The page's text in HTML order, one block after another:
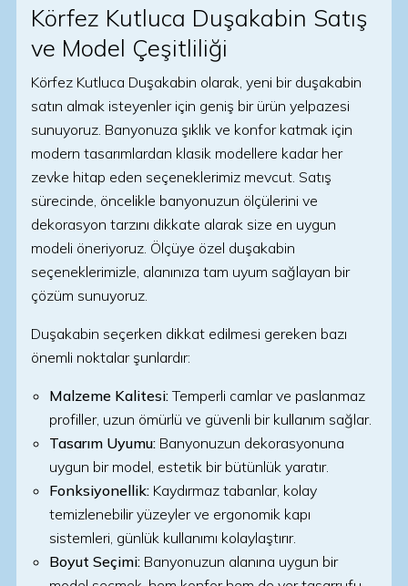
Körfez Kutluca Duşakabin Satış
ve Model Çeşitliliği
Körfez Kutluca Duşakabin olarak, yeni bir duşakabin
satın almak isteyenler için geniş bir ürün yelpazesi
sunuyoruz. Banyonuza şıklık ve konfor katmak için
modern tasarımlardan klasik modellere kadar her
zevke hitap eden seçeneklerimiz mevcut. Satış
sürecinde, öncelikle banyonuzun ölçülerini ve
dekorasyon tarzını dikkate alarak size en uygun
modeli öneriyoruz. Ölçüye özel duşakabin
seçeneklerimizle, alanınıza tam uyum sağlayan bir
çözüm sunuyoruz.
Duşakabin seçerken dikkat edilmesi gereken bazı
önemli noktalar şunlardır:
Malzeme Kalitesi: Temperli camlar ve paslanmaz
profiller, uzun ömürlü ve güvenli bir kullanım sağlar.
Tasarım Uyumu: Banyonuzun dekorasyonuna
uygun bir model, estetik bir bütünlük yaratır.
Fonksiyonellik: Kaydırmaz tabanlar, kolay
temizlenebilir yüzeyler ve ergonomik kapı
sistemleri, günlük kullanımı kolaylaştırır.
Boyut Seçimi: Banyonuzun alanına uygun bir